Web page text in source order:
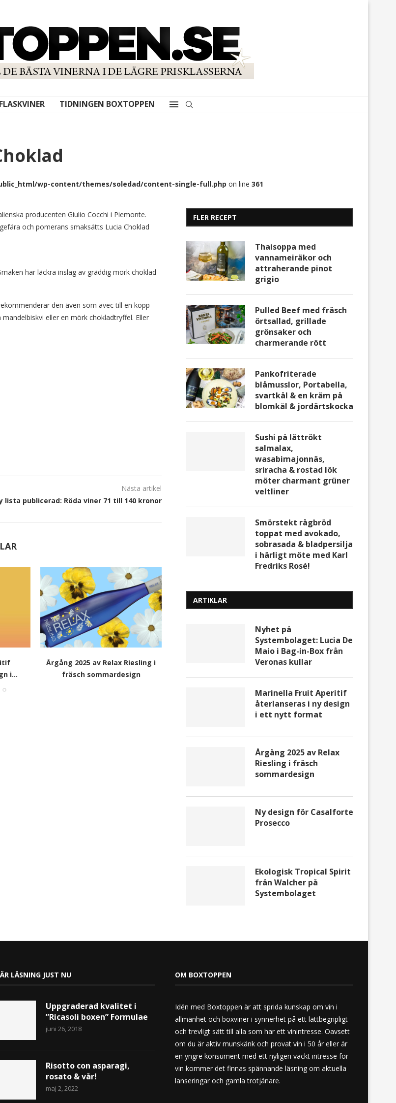
FLASKVINER TIDNINGEN BOXTOPPEN
wp-content/themes/soledad/content-single-full.php on line 361
producenten Giulio Cocchi i Piemonte.
och pomerans smaksätts Lucia Choklad
har läckra inslag av gräddig mörk choklad
den även som avec till en kopp
eller en mörk chokladtryffel. Eller
Nästa artikel
lista publicerad: Röda viner 71 till 140 kronor
i...
Årgång 2025 av Relax Riesling i
fräsch sommardesign
Ny design för Casalforte
Ekologisk Tropical
FLER RECEPT
Thaisoppa med
vannameiräkor och
attraherande pinot
grigio
Pulled Beef med fräsch
örtsallad, grillade
grönsaker och
charmerande rött
Pankofriterade
blåmusslor, Portabella,
svartkål & en kräm på
blomkål & jordärtskocka
Sushi på lättrökt
salmalax,
wasabimajonnäs,
sriracha & rostad lök
möter charmant grüner
veltliner
Smörstekt rågbröd
toppat med avokado,
sobrasada & bladpersilja
i härligt möte med Karl
Fredriks Rosé!
ARTIKLAR
Nyhet på
Systembolaget: Lucia De
Maio i Bag-in-Box från
Veronas kullar
Marinella Fruit Aperitif
återlanseras i ny design
i ett nytt format
Årgång 2025 av Relax
Riesling i fräsch
sommardesign
Ny design för Casalforte
Prosecco
Ekologisk Tropical Spirit
från Walcher på
Systembolaget
LÄSNING JUST NU
Uppgraderad kvalitet i
”Ricasoli boxen” Formulae
juni 26, 2018
Risotto con asparagi,
rosato & vår!
maj 2, 2022
OM BOXTOPPEN
Idén med Boxtoppen är att sprida kunskap om vin i
allmänhet och boxviner i synnerhet på ett lättbegripligt
och trevligt sätt till alla som har ett vinintresse. Oavsett
om du är aktiv munskänk och provat vin i 50 år eller är
en yngre konsument med ett nyligen väckt intresse för
vin kommer det finnas spännande läsning om aktuella
lanseringar och gamla trotjänare.